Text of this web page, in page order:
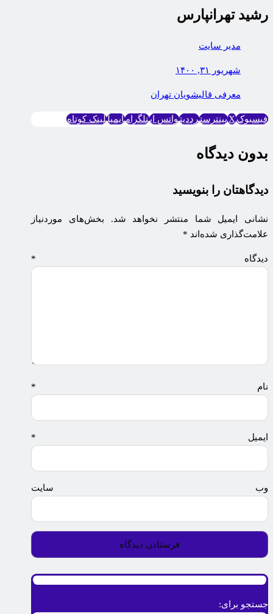
رشید تهرانپارس
مدیر سایت
شهریور ۳۱, ۱۴۰۰
معرفی قالیشویان تهران
فیسبوکXپینترسترددیتواتس اپتلگرامایمیللینک کوتاه
بدون دیدگاه
دیدگاهتان را بنویسید
نشانی ایمیل شما منتشر نخواهد شد.
بخش‌های موردنیاز
علامت‌گذاری شده‌اند *
دیدگاه *
نام *
ایمیل *
وب‌ سایت
جستجو برای: